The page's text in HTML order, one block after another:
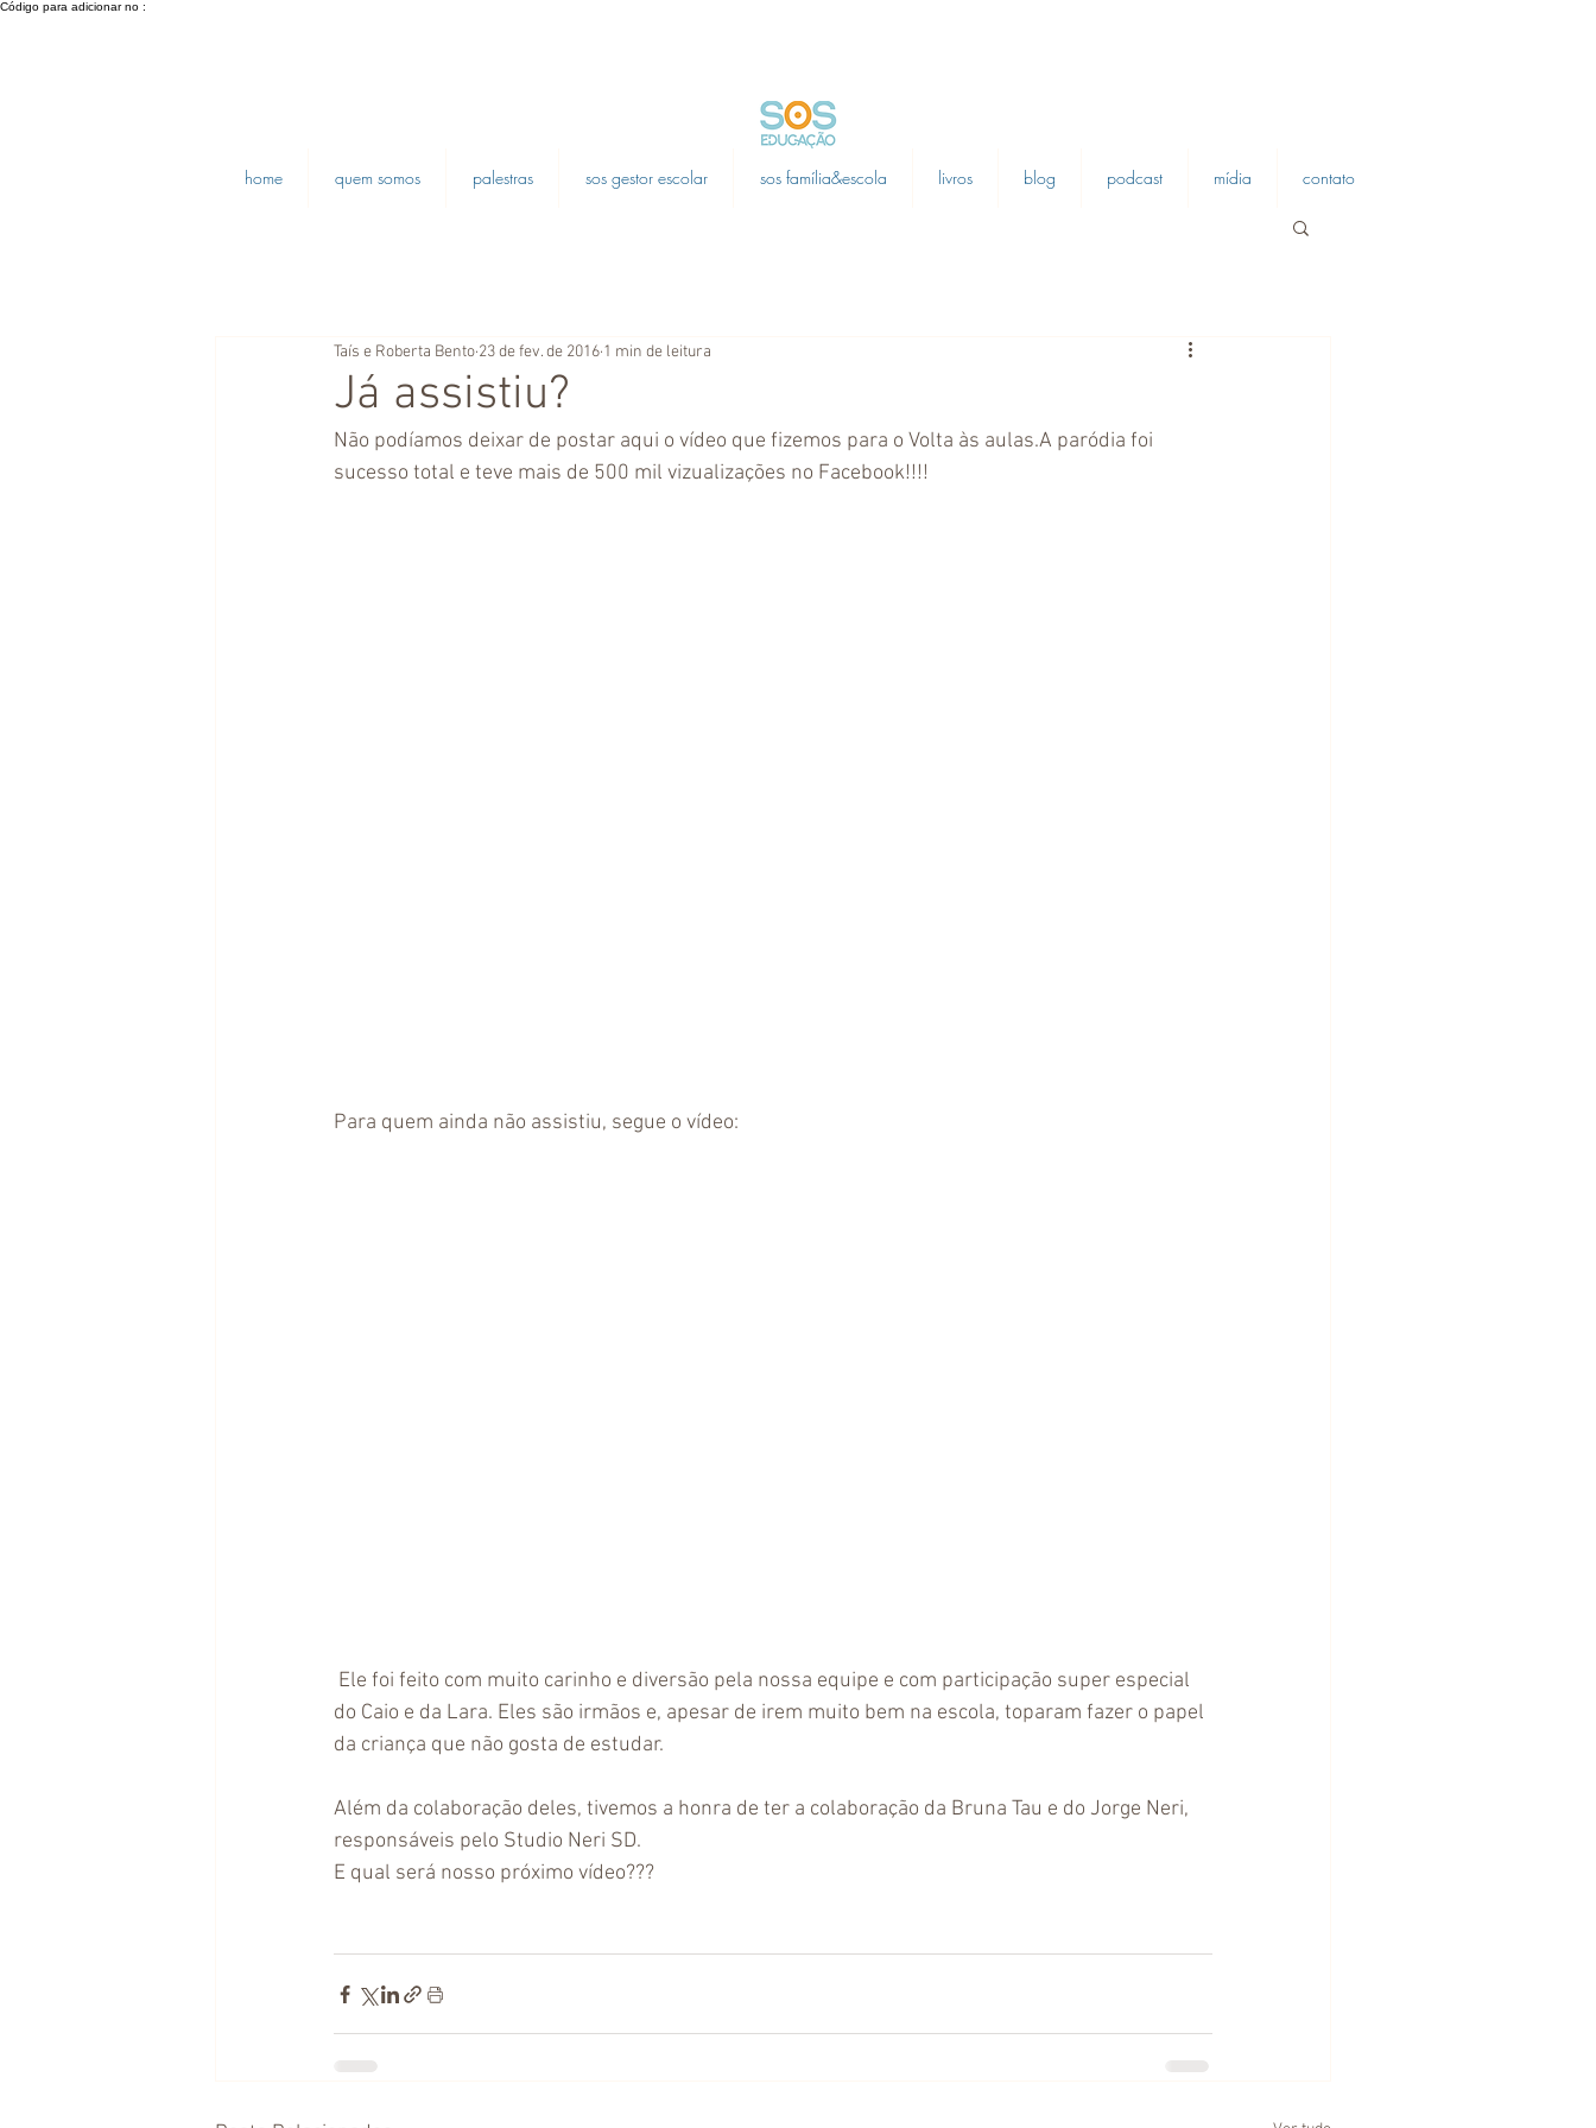
Código para adicionar no :
home quem somos palestras sos gestor escolar sos família&escola livros blog podcast mídia contato
Já assistiu?
Taís e Roberta Bento 23 de fev. de 2016 1 min de leitura
Não podíamos deixar de postar aqui o vídeo que fizemos para o Volta às aulas.A paródia foi
sucesso total e teve mais de 500 mil vizualizações no Facebook!!!!
Para quem ainda não assistiu, segue o vídeo:
Ele foi feito com muito carinho e diversão pela nossa equipe e com participação super especial
do Caio e da Lara. Eles são irmãos e, apesar de irem muito bem na escola, toparam fazer o papel
da criança que não gosta de estudar.
Além da colaboração deles, tivemos a honra de ter a colaboração da Bruna Tau e do Jorge Neri,
responsáveis pelo Studio Neri SD.
E qual será nosso próximo vídeo???